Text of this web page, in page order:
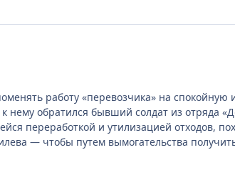
работу «перевозчика» на спокойную
нему обратился бывший солдат из отряда
переработкой и утилизацией отходов,
— чтобы путем вымогательства